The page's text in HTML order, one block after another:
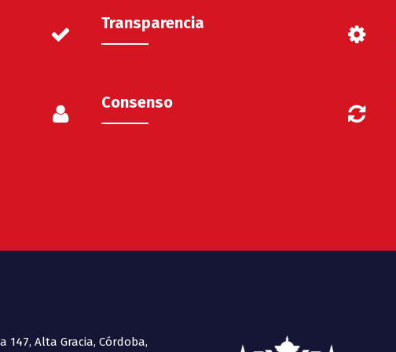
Transparencia
Consenso
147, Alta Gracia, Córdoba,